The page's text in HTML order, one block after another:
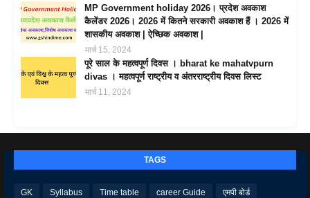
MP Government holiday 2026। प्रदेश अवकाश
कैलेंडर 2026। 2026 में कितने सरकारी अवकाश हैं । 2026 में
शासकीय अवकाश | ऐच्छिक अवकाश |
मार्च 15, 2024
पूरे साल के महत्वपूर्ण दिवस । bharat ke mahatvpurn
divas । महत्वपूर्ण राष्ट्रीय व अंतरराष्ट्रीय दिवस लिस्ट
मार्च 11, 2024
TAGS
GK Syllabus Time table career Guide एमपी बोर्ड